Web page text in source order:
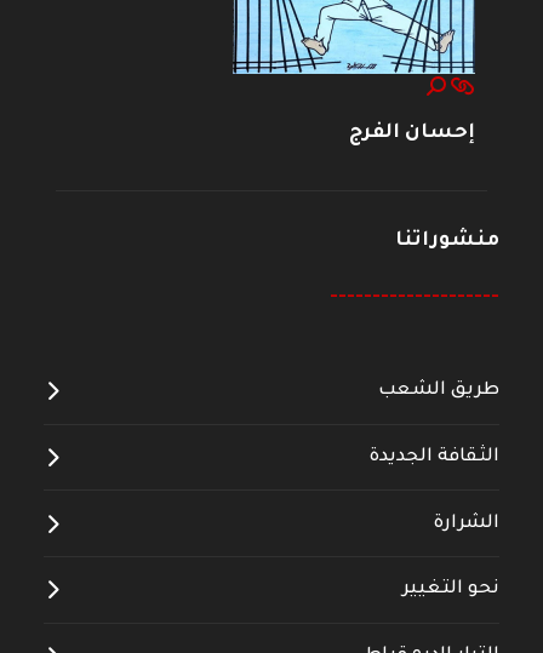
إحسان الفرج
منشوراتنا
--------------------
طريق الشعب
الثقافة الجديدة
الشرارة
نحو التغيير